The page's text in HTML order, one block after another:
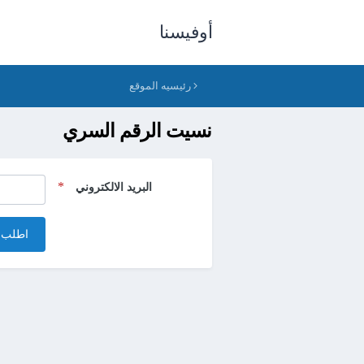
أوفيسنا
رئيسيه الموقع
نسيت الرقم السري
البريد الالكتروني